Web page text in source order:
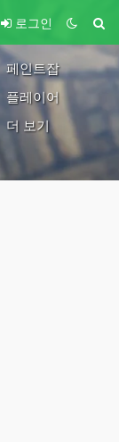
로그인
페인트잡
플레이어
더 보기